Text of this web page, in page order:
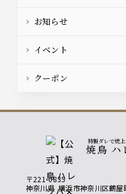
お知らせ
イベント
クーポン
特製ダレで焼
焼鳥 ハ
〒221-0835
神奈川県 横浜市神奈川区鶴